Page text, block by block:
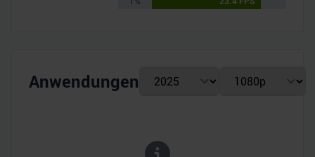
Anwendungen